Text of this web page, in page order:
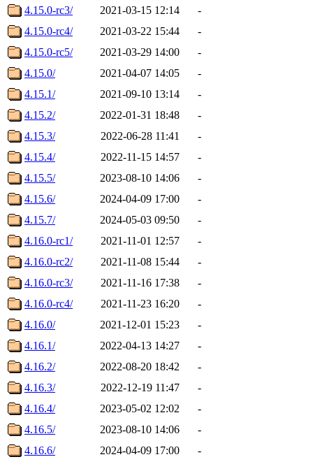
4.15.0-rc3/
2021-03-15 12:14
-
4.15.0-rc4/
2021-03-22 15:44
-
4.15.0-rc5/
2021-03-29 14:00
-
4.15.0/
2021-04-07 14:05
-
4.15.1/
2021-09-10 13:14
-
4.15.2/
2022-01-31 18:48
-
4.15.3/
2022-06-28 11:41
-
4.15.4/
2022-11-15 14:57
-
4.15.5/
2023-08-10 14:06
-
4.15.6/
2024-04-09 17:00
-
4.15.7/
2024-05-03 09:50
-
4.16.0-rc1/
2021-11-01 12:57
-
4.16.0-rc2/
2021-11-08 15:44
-
4.16.0-rc3/
2021-11-16 17:38
-
4.16.0-rc4/
2021-11-23 16:20
-
4.16.0/
2021-12-01 15:23
-
4.16.1/
2022-04-13 14:27
-
4.16.2/
2022-08-20 18:42
-
4.16.3/
2022-12-19 11:47
-
4.16.4/
2023-05-02 12:02
-
4.16.5/
2023-08-10 14:06
-
4.16.6/
2024-04-09 17:00
-